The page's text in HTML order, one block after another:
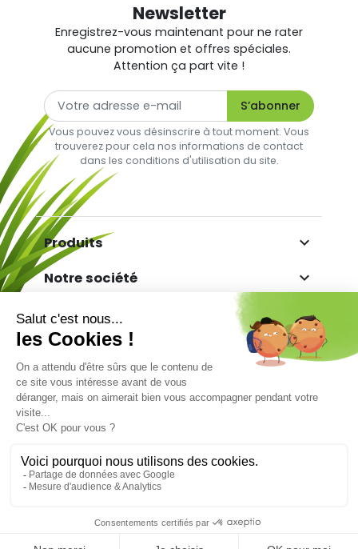
(3 avis)
Newsletter
Enregistrez-vous maintenant pour ne rater
aucune promotion et offres spéciales.
Attention ça part vite !
Vous pouvez vous désinscrire à tout moment. Vous
trouverez pour cela nos informations de contact
dans les conditions d'utilisation du site.
Produits 
Notre société 
Votre compte 
Informations 
Marchand approuvé par la Société des Avis
Garantis,cliquez ici pour vérifier.
Facebook
Copyright© TGS - The Gazon Synthétique. Tous